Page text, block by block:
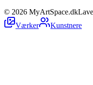
© 2026 MyArtSpace.dk
Værker
Kunstnere